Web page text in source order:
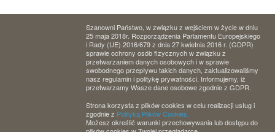
Szanowni Państwo, w związku z wejściem w życie w dniu
25 maja 2018r. Rozporządzenia Parlamentu Europejskiego
i Rady (UE) 2016/679 z dnia 27 kwietnia 2016 r. (GDPR)
sprawie ochrony osób fizycznych w związku z
przetwarzaniem danych osobowych i w sprawie
swobodnego przepływu takich danych, zaktualizowaliśmy
nasz regulamin i politykę prywatności. Informujemy, iż
przetwarzamy Wasze dane osobowe zgodnie z GDPR.
Strona korzysta z plików cookies w celu realizacji usług i
zgodnie z Polityką Plików Cookies.
Możesz określić warunki przechowywania lub dostępu do